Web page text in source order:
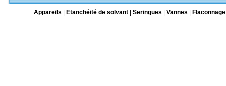
Appareils
Etanchéité de solvant Seringues Vannes Flaconnage